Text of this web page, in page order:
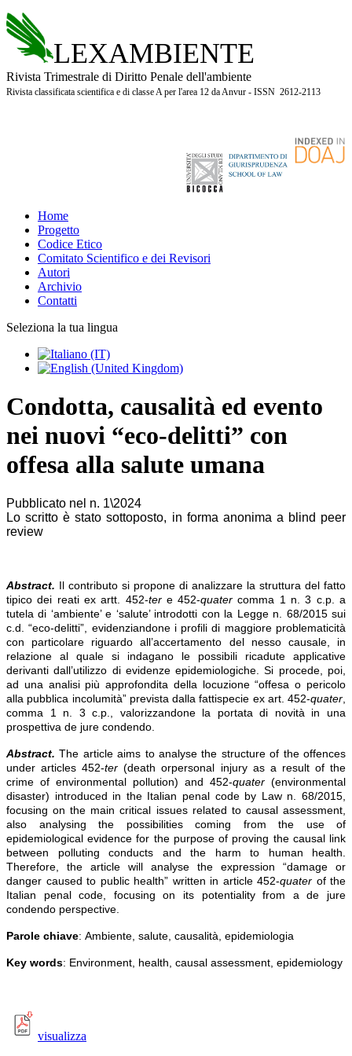
LEXAMBIENTE
Rivista Trimestrale di Diritto Penale dell'ambiente
Rivista classificata scientifica e di classe A per l'area 12 da Anvur - ISSN 2612-2113
Home
Progetto
Codice Etico
Comitato Scientifico e dei Revisori
Autori
Archivio
Contatti
Seleziona la tua lingua
Condotta, causalità ed evento
nei nuovi “eco-delitti” con
offesa alla salute umana
Pubblicato nel n. 1\2024
Lo scritto è stato sottoposto, in forma anonima a blind peer
review
Abstract. Il contributo si propone di analizzare la struttura del fatto
tipico dei reati ex artt. 452-tere 452-quater comma 1 n. 3 c.p. a
tutela di ‘ambiente’ e ‘salute’ introdotti con la Legge n. 68/2015 sui
c.d. “eco-delitti”, evidenziandone i profili di maggiore problematicità
con particolare riguardo all’accertamento del nesso causale, in
relazione al quale si indagano le possibili ricadute applicative
derivanti dall’utilizzo di evidenze epidemiologiche. Si procede, poi,
ad una analisi più approfondita della locuzione “offesa o pericolo
alla pubblica incolumità” prevista dalla fattispecie ex art. 452-quater
comma 1 n. 3 c.p., valorizzandone la portata di novità in una
prospettiva de jure condendo.
Abstract.The article aims to analyse the structure of the offences
under articles 452-ter (death orpersonal injury as a result of the
crime of environmental pollution) and 452-quater (environmental
disaster) introduced in the Italian penal code by Law n. 68/2015,
focusing on the main critical issues related to causal assessment,
also analysing the possibilities coming from the use of
epidemiological evidence for the purpose of proving the causal link
between polluting conducts and the harm to human health.
Therefore, the article will analyse the expression “damage or
danger caused to public health” written in article 452-quater of the
Italian penal code, focusing on its potentiality from a de jure
condendo perspective.
Parole chiave: Ambiente, salute, causalità, epidemiologia
Key words: Environment, health, causal assessment, epidemiology
visualizza